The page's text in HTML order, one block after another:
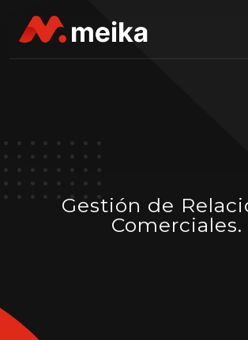
Gestión de
Comerciales.